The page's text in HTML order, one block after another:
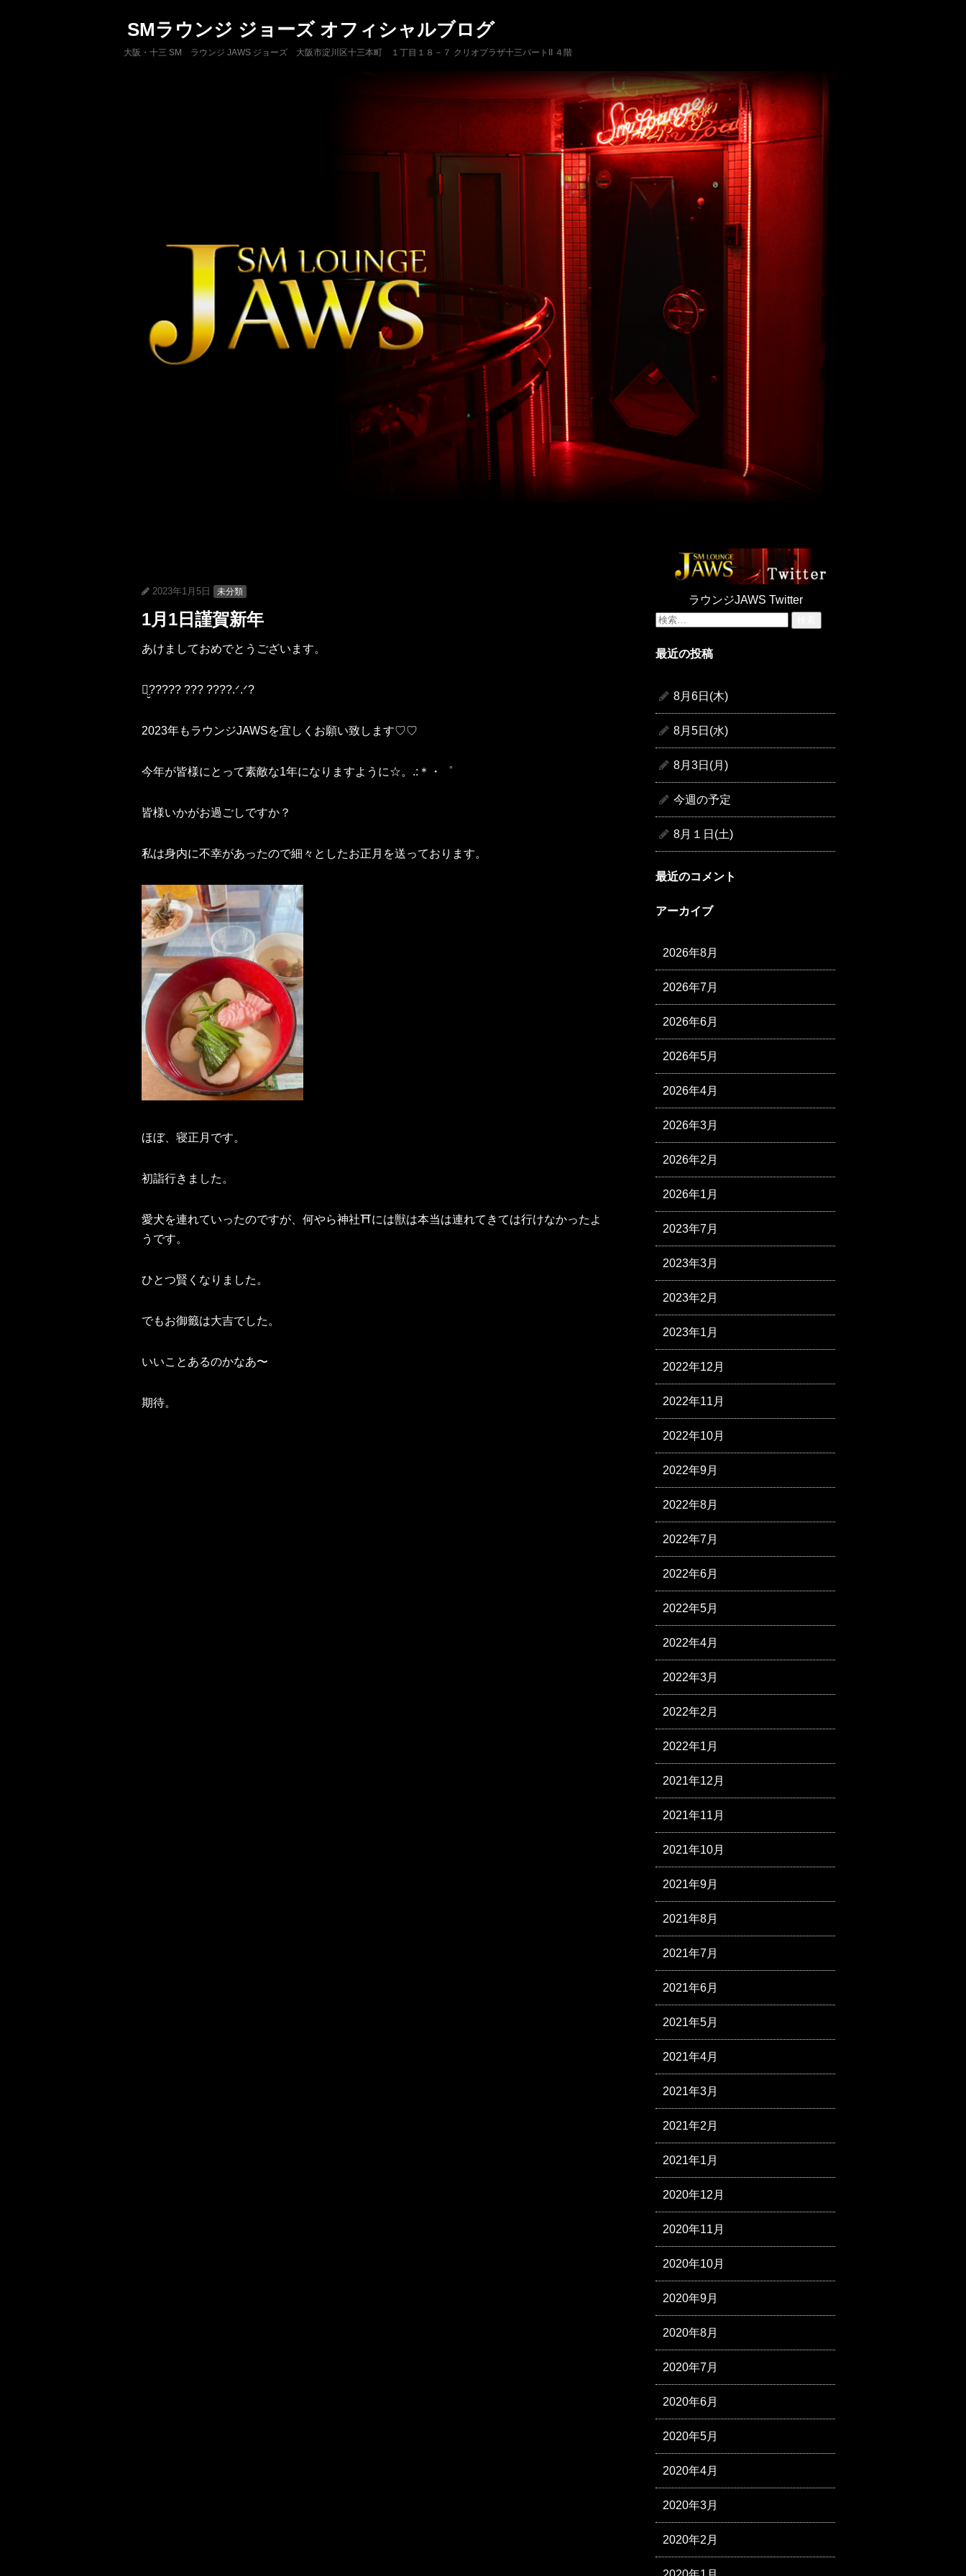
SMラウンジ ジョーズ オフィシャルブログ
大阪・十三 SM ラウンジ JAWS ジョーズ 大阪市淀川区十三本町 １丁目１８－７ クリオプラザ十三パートII ４階
2023年1月5日 未分類
1月1日謹賀新年
あけましておめでとうございます。
ꪔ̤̮????? ??‪? ????.ᐟ‪‪.ᐟ?
2023年もラウンジJAWSを宜しくお願い致します♡♡
今年が皆様にとって素敵な1年になりますように☆。.:＊・゜
皆様いかがお過ごしですか？
私は身内に不幸があったので細々としたお正月を送っております。
ほぼ、寝正月です。
初詣行きました。
愛犬を連れていったのですが、何やら神社⛩には獣は本当は連れてきては行けなかったよ
うです。
ひとつ賢くなりました。
でもお御籤は大吉でした。
いいことあるのかなあ〜
期待。
ラウンジJAWS Twitter
検
最近の投稿
8月6日(木)
8月5日(水)
8月3日(月)
今週の予定
8月１日(土)
最近のコメント
アーカイブ
2026年8月
2026年7月
2026年6月
2026年5月
2026年4月
2026年3月
2026年2月
2026年1月
2023年7月
2023年3月
2023年2月
2023年1月
2022年12月
2022年11月
2022年10月
2022年9月
2022年8月
2022年7月
2022年6月
2022年5月
2022年4月
2022年3月
2022年2月
2022年1月
2021年12月
2021年11月
2021年10月
2021年9月
2021年8月
2021年7月
2021年6月
2021年5月
2021年4月
2021年3月
2021年2月
2021年1月
2020年12月
2020年11月
2020年10月
2020年9月
2020年8月
2020年7月
2020年6月
2020年5月
2020年4月
2020年3月
2020年2月